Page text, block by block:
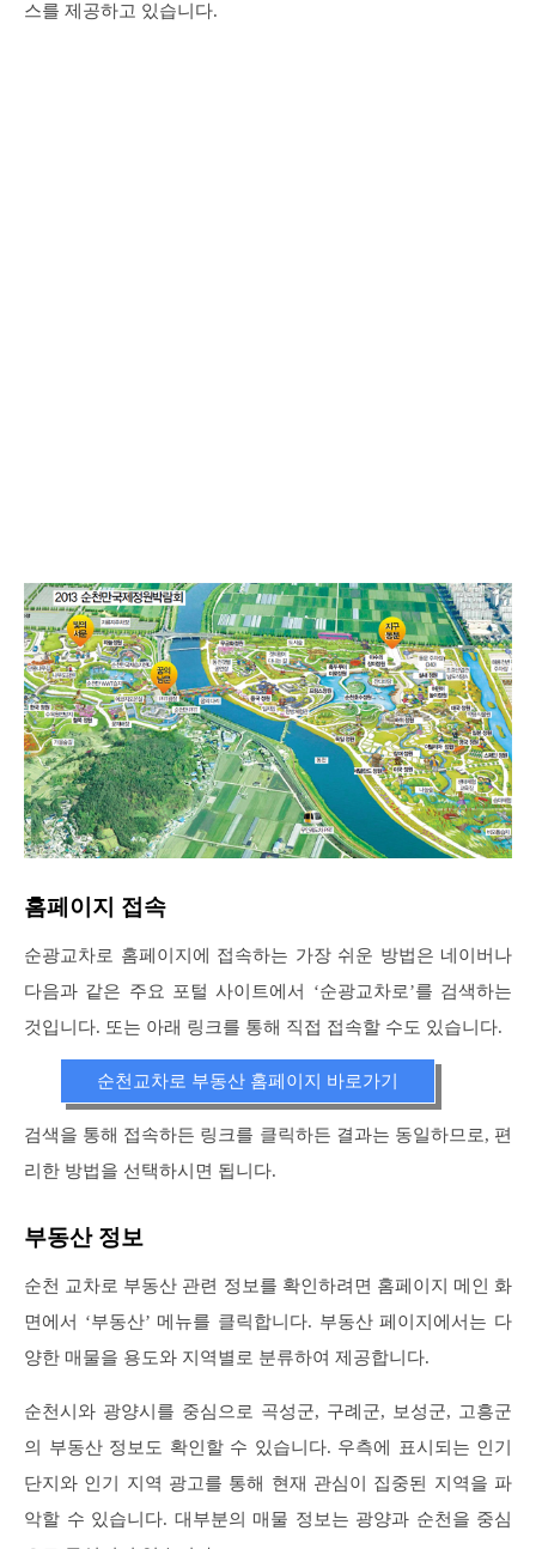
스를 제공하고 있습니다.
홈페이지 접속
순광교차로 홈페이지에 접속하는 가장 쉬운 방법은 네이버나
다음과 같은 주요 포털 사이트에서 ‘순광교차로’를 검색하는
것입니다. 또는 아래 링크를 통해 직접 접속할 수도 있습니다.
순천교차로 부동산 홈페이지 바로가기
검색을 통해 접속하든 링크를 클릭하든 결과는 동일하므로, 편
리한 방법을 선택하시면 됩니다.
부동산 정보
순천 교차로 부동산 관련 정보를 확인하려면 홈페이지 메인 화
면에서 ‘부동산’ 메뉴를 클릭합니다. 부동산 페이지에서는 다
양한 매물을 용도와 지역별로 분류하여 제공합니다.
순천시와 광양시를 중심으로 곡성군, 구례군, 보성군, 고흥군
의 부동산 정보도 확인할 수 있습니다. 우측에 표시되는 인기
단지와 인기 지역 광고를 통해 현재 관심이 집중된 지역을 파
악할 수 있습니다. 대부분의 매물 정보는 광양과 순천을 중심